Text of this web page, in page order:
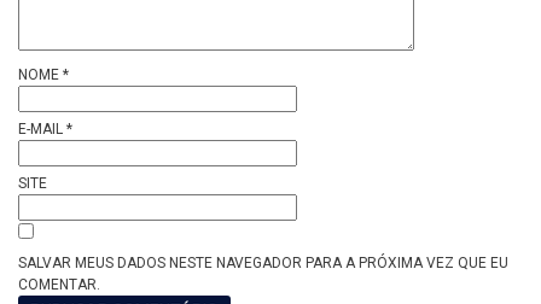
NOME *
E-MAIL *
SITE
SALVAR MEUS DADOS NESTE NAVEGADOR PARA A PRÓXIMA VEZ QUE EU
COMENTAR.